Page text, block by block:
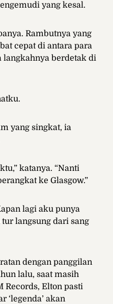
yang kesal.
Rambutnya yang
cepat di antara para
langkahnya berdetak di
yang singkat, ia
katanya. “Nanti
ke Glasgow.”
lagi aku punya
langsung dari sang
dengan panggilan
lalu, saat masih
Records, Elton pasti
‘legenda’ akan